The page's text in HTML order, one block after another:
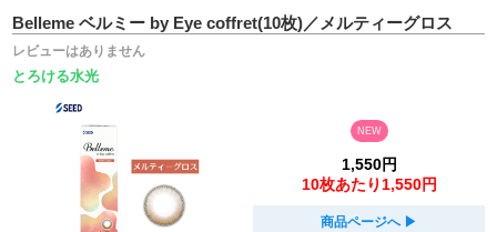
Belleme ベルミー by Eye coffret(10枚)／メルティーグロス
レビューはありません
とろける水光
NEW
1,550円
10枚あたり1,550円
商品ページへ ▶︎